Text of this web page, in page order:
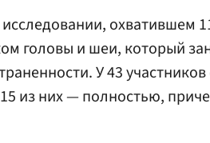
охватившем
головы и шеи, который
У 43
из них — полностью,